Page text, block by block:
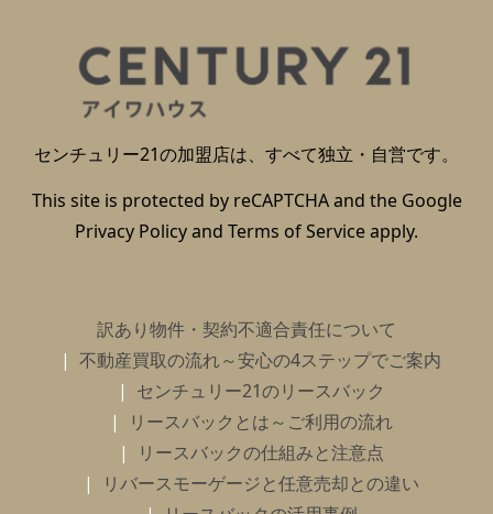
センチュリー21の加盟店は、すべて独立・自営です。
This site is protected by reCAPTCHA and the Google
Privacy Policyand Terms of Serviceapply.
訳あり物件・契約不適合責任について
不動産買取の流れ～安心の4ステップでご案内
センチュリー21のリースバック
リースバックとは～ご利用の流れ
リースバックの仕組みと注意点
リバースモーゲージと任意売却との違い